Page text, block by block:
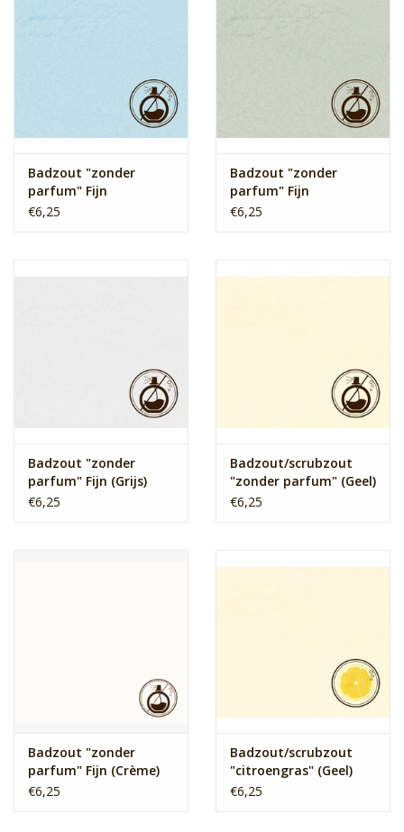
Badzout "zonder
parfum" Fijn
(Lichtblauw)
€6,25
Badzout "zonder
parfum" Fijn
(Olijfgroen)
€6,25
Badzout "zonder
parfum" Fijn (Grijs)
€6,25
Badzout/scrubzout
"zonder parfum" (Geel)
€6,25
Badzout "zonder
parfum" Fijn (Crème)
€6,25
Badzout/scrubzout
"citroengras" (Geel)
€6,25